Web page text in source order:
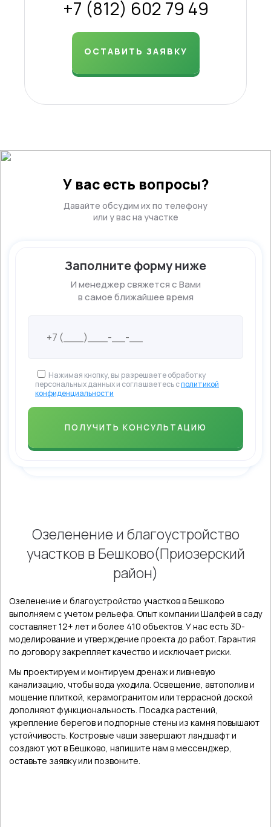
+7 (812) 602 79 49
ОСТАВИТЬ ЗАЯВКУ
У вас есть вопросы?
Давайте обсудим их по телефону
или у вас на участке
Заполните форму ниже
И менеджер свяжется с Вами
в самое ближайшее время
Нажимая кнопку, вы разрешаете обработку
персональных данных и соглашаетесь сполитикой
конфиденциальности
Озеленение и благоустройство
участков в Бешково(Приозерский
район)
Озеленение и благоустройство участков в Бешково
выполняем с учетом рельефа. Опыт компании Шалфей в саду
составляет 12+ лет и более 410 объектов. У нас есть 3D-
моделирование и утверждение проекта до работ. Гарантия
по договору закрепляет качество и исключает риски.
Мы проектируем и монтируем дренаж и ливневую
канализацию, чтобы вода уходила. Освещение, автополив и
мощение плиткой, керамогранитом или террасной доской
дополняют функциональность. Посадка растений,
укрепление берегов и подпорные стены из камня повышают
устойчивость. Костровые чаши завершают ландшафт и
создают уют в Бешково, напишите нам в мессенджер,
оставьте заявку или позвоните.